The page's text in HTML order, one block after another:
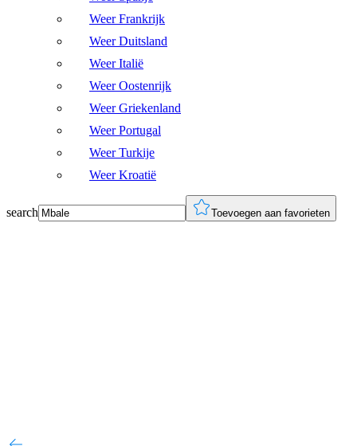
Weer Frankrijk
Weer Duitsland
Weer Italië
Weer Oostenrijk
Weer Griekenland
Weer Portugal
Weer Turkije
Weer Kroatië
search Toevoegen aan favorieten